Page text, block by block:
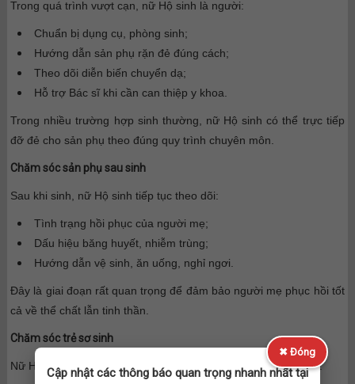
Trong quá trình vượt cạn, nữ Hộ sinh là người:
Chuẩn bị dụng cụ, phòng sinh;
Hướng dẫn sản phụ rặn đẻ đúng cách;
Theo dõi diễn biến chuyển dạ;
Hỗ trợ Bác sĩ khi cần can thiệp y khoa.
Trong nhiều trường hợp sinh thường, nữ Hộ sinh có thể trực tiếp
đỡ đẻ cho sản phụ theo đúng quy trình chuyên môn.
Chăm sóc sản phụ sau sinh
Sau khi sinh, nữ Hộ sinh tiếp tục theo dõi:
Tình trạng hồi phục của người mẹ;
Dấu hiệu băng huyết, nhiễm trùng;
Hướng dẫn vệ sinh, ăn uống, nghỉ ngơi.
Đây là giai đoạn rất quan trọng để đảm bảo người mẹ phục hồi tốt
cả về thể chất lẫn tinh thần.
Chăm sóc trẻ sơ sinh
Nữ Hộ sinh là người đầu tiên tiếp xúc và chăm sóc trẻ sơ sinh:
✖ Đóng
Cập nhật các thông báo quan trọng nhanh nhất tại